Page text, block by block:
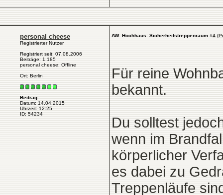
personal cheese
Registrierter Nutzer
Registriert seit: 07.08.2006
Beiträge: 1.185
personal cheese: Offline
Ort: Berlin
Beitrag
Datum: 14.04.2015
Uhrzeit: 12:25
ID: 54234
AW: Hochhaus: Sicherheitstreppenraum #4 (
Für reine
bekannt.
Du solltest
wenn im
körperlicher
es dabei zu
Treppenläufe